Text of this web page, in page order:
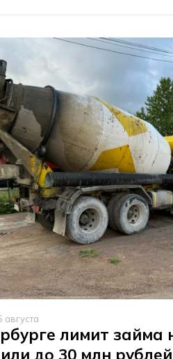
августа
лимит займа
до 30 млн рублей